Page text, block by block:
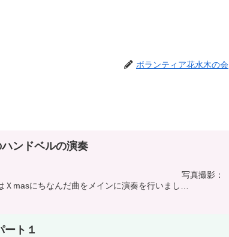
ボランティア花水木の会
ンドベルの演奏
写真撮影：
masにちなんだ曲をメインに演奏を行いまし
ト１